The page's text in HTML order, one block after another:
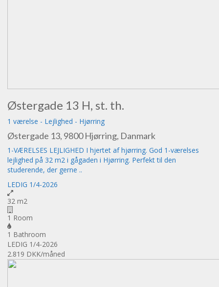
Østergade 13 H, st. th.
1 værelse - Lejlighed - Hjørring
Østergade 13, 9800 Hjørring, Danmark
1-VÆRELSES LEJLIGHED I hjertet af hjørring. God 1-værelses
lejlighed på 32 m2 i gågaden i Hjørring. Perfekt til den
studerende, der gerne ..
LEDIG 1/4-2026
32 m2
1 Room
1 Bathroom
LEDIG 1/4-2026
2.819 DKK/måned